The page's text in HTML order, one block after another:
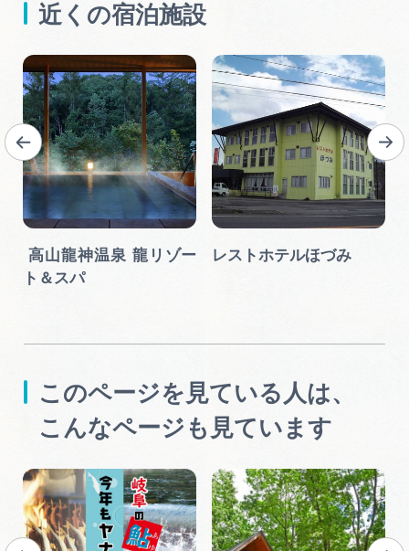
近くの宿泊施設
高山龍神温泉 龍リゾー
ト＆スパ
レストホテルほづみ
このページを見ている人は、
こんなページも見ています